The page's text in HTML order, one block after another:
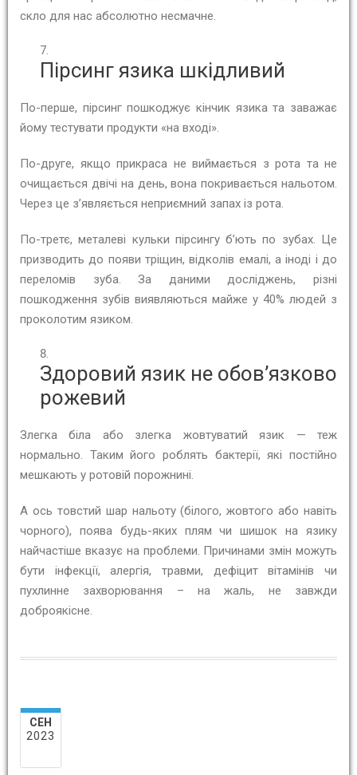
скло для нас абсолютно несмачне.
Пірсинг язика шкідливий
По-перше, пірсинг пошкоджує кінчик язика та заважає
йому тестувати продукти «на вході».
По-друге, якщо прикраса не виймається з рота та не
очищається двічі на день, вона покривається нальотом.
Через це з’являється неприємний запах із рота.
По-третє, металеві кульки пірсингу б’ють по зубах. Це
призводить до появи тріщин, відколів емалі, а іноді і до
переломів зуба. За даними досліджень, різні
пошкодження зубів виявляються майже у 40% людей з
проколотим язиком.
Здоровий язик не обов’язково
рожевий
Злегка біла або злегка жовтуватий язик — теж
нормально. Таким його роблять бактерії, які постійно
мешкають у ротовій порожнині.
А ось товстий шар нальоту (білого, жовтого або навіть
чорного), поява будь-яких плям чи шишок на язику
найчастіше вказує на проблеми. Причинами змін можуть
бути інфекції, алергія, травми, дефіцит вітамінів чи
пухлинне захворювання – на жаль, не завжди
доброякісне.
СЕН
2023